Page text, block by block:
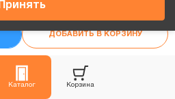
Каталог Корзина
ДОБАВИТЬ В КОРЗИНУ
белая стекло черное
Принять